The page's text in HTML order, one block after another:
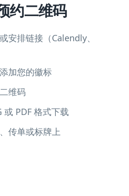
约二维码
安排链接（Calendly、
加您的徽标
维码
或 PDF 格式下载
传单或标牌上